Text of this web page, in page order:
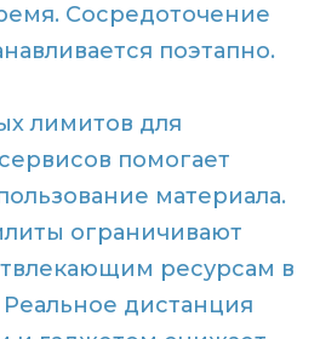
Сосредоточение
поэтапно.
лимитов для
помогает
материала.
ограничивают
ресурсам в
дистанция